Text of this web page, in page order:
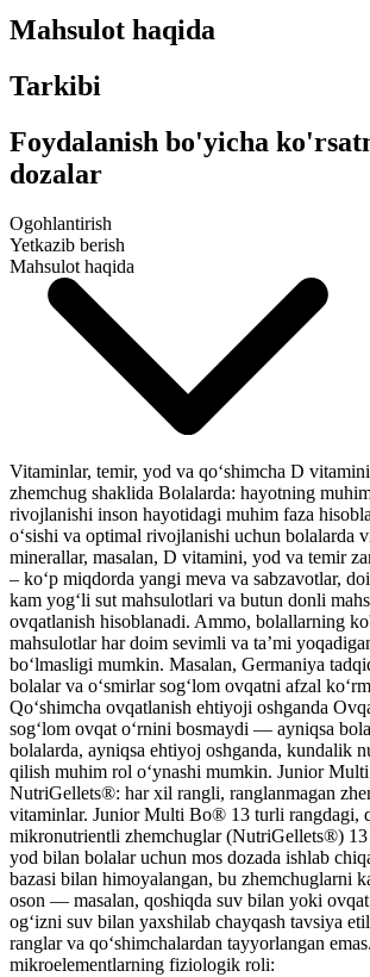
Mahsulot haqida
Tarkibi
Foydalanish bo'yicha
dozalar
Ogohlantirish
Yetkazib berish
Mahsulot haqida
Vitaminlar, temir, yod va qo‘shimcha D
zhemchug shaklida Bolalarda: hayotning
rivojlanishi inson hayotidagi muhim faza
o‘sishi va optimal rivojlanishi uchun bolalarda
minerallar, masalan, D vitamini, yod va temir
– ko‘p miqdorda yangi meva va sabzavotlar,
kam yog‘li sut mahsulotlari va butun donli
ovqatlanish hisoblanadi. Ammo, bolallarning
mahsulotlar har doim sevimli va ta’mi
bo‘lmasligi mumkin. Masalan, Germaniya
bolalar va o‘smirlar sog‘lom ovqatni afzal
Qo‘shimcha ovqatlanish ehtiyoji oshganda
sog‘lom ovqat o‘rnini bosmaydi — ayniqsa
bolalarda, ayniqsa ehtiyoj oshganda, kundalik
qilish muhim rol o‘ynashi mumkin. Junior
NutriGellets®: har xil rangli, ranglanmagan
vitaminlar. Junior Multi Bo® 13 turli rangdagi,
mikronutrientli zhemchuglar (NutriGellets®)
yod bilan bolalar uchun mos dozada ishlab
bazasi bilan himoyalangan, bu zhemchuglarni
oson — masalan, qoshiqda suv bilan yoki
og‘izni suv bilan yaxshilab chayqash tavsiya
ranglar va qo‘shimchalardan tayyorlangan
mikroelementlarning fiziologik roli: